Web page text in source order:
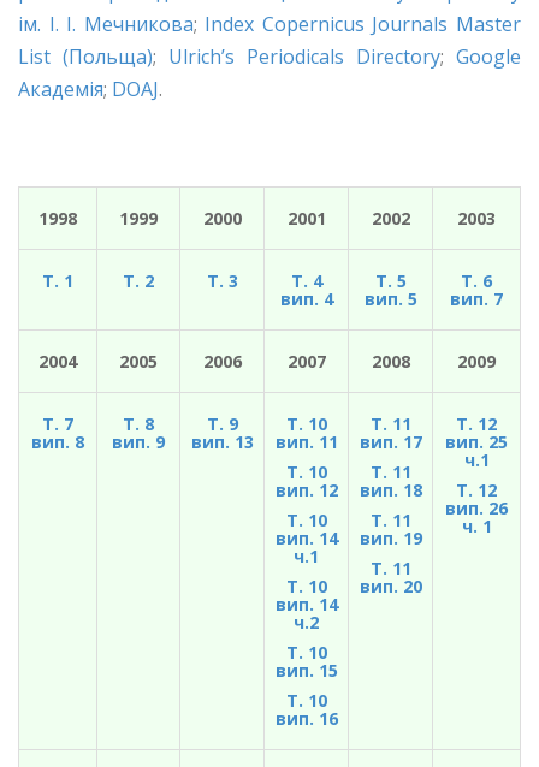
ім. І. І. Мечникова; Index Copernicus Journals Master
List (Польща); Ulrich’s Periodicals Directory; Google
Академія; DOAJ.
1998 1999 2000 2001 2002 2003
Т. 1 Т. 2 Т. 3 Т. 4
вип. 4
Т. 5
вип. 5
Т. 6
вип. 7
2004 2005 2006 2007 2008 2009
Т. 7
вип. 8
Т. 8
вип. 9
Т. 9
вип. 13
Т. 10
вип. 11
Т. 10
вип. 12
Т. 10
вип. 14
ч.1
Т. 10
вип. 14
ч.2
Т. 10
вип. 15
Т. 10
вип. 16
Т. 11
вип. 17
Т. 11
вип. 18
Т. 11
вип. 19
Т. 11
вип. 20
Т. 12
вип. 25
ч.1
Т. 12
вип. 26
ч. 1